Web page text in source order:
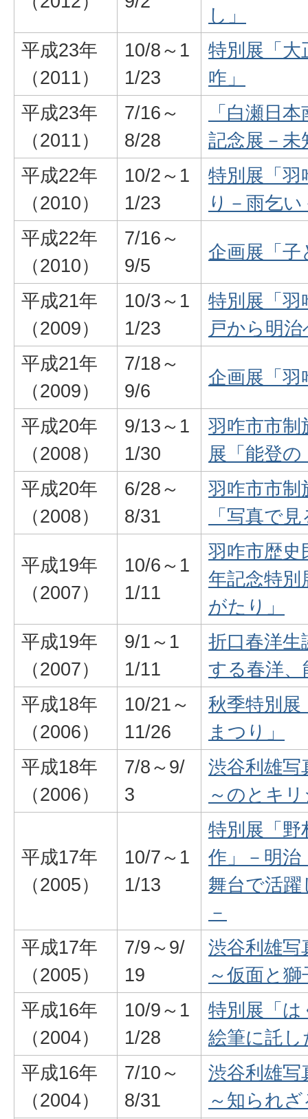
し」
平成23年
（2011）
10/8～1
1/23
特別展「大
咋」
平成23年
（2011）
7/16～
8/28
「白瀬日
記念展－
平成22年
（2010）
10/2～1
1/23
特別展「
り－雨乞い
平成22年
（2010）
7/16～
9/5
企画展「
平成21年
（2009）
10/3～1
1/23
特別展「羽
戸から明
平成21年
（2009）
7/18～
9/6
企画展「
平成20年
（2008）
9/13～1
1/30
羽咋市市制
展「能登
平成20年
（2008）
6/28～
8/31
羽咋市市制
「写真で
平成19年
（2007）
10/6～1
1/11
羽咋市歴史
年記念特
がたり」
平成19年
（2007）
9/1～1
1/11
折口春洋生
する春洋
平成18年
（2006）
10/21～
11/26
秋季特別展
まつり」
平成18年
（2006）
7/8～9/
3
渋谷利雄写
～のとキ
平成17年
（2005）
10/7～1
1/13
特別展「野
作」－明治
舞台で活
－
平成17年
（2005）
7/9～9/
19
渋谷利雄写
～仮面と獅
平成16年
（2004）
10/9～1
1/28
特別展「
絵筆に託
平成16年
（2004）
7/10～
8/31
渋谷利雄写
～知られ